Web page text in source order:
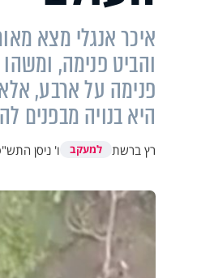
איכר אנגלי מצא
והביט פנימה,
פנימה על ארבע,
היא בנויה מבפנים
רץ ברשת למעקב ו' ניסן